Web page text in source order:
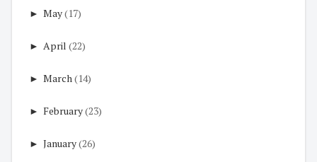
► May(17)
► April (22)
► March(14)
► February(23)
► January(26)